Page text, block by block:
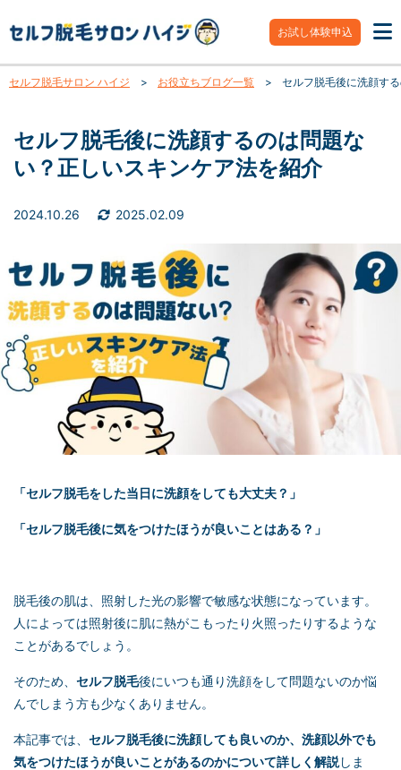
お試し体験申込
セルフ脱毛サロン ハイジ > お役立ちブログ一覧 > セルフ脱毛後に洗顔す
セルフ脱毛後に洗顔するのは問題な
い？正しいスキンケア法を紹介
2024.10.26 2025.02.09
「セルフ脱毛をした当日に洗顔をしても大丈夫？」
「セルフ脱毛後に気をつけたほうが良いことはある？」
脱毛後の肌は、照射した光の影響で敏感な状態になっています。
人によっては照射後に肌に熱がこもったり火照ったりするような
ことがあるでしょう。
そのため、 セルフ脱毛後にいつも通り洗顔をして問題ないのか悩
んでしまう方も少なくありません。
本記事では、 セルフ脱毛後に洗顔しても良いのか、洗顔以外でも
気をつけたほうが良いことがあるのかについて詳しく解説しま